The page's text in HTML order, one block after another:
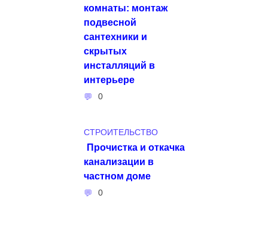
комнаты: монтаж
подвесной
сантехники и
скрытых
инсталляций в
интерьере
0
СТРОИТЕЛЬСТВО
Прочистка и откачка
канализации в
частном доме
0